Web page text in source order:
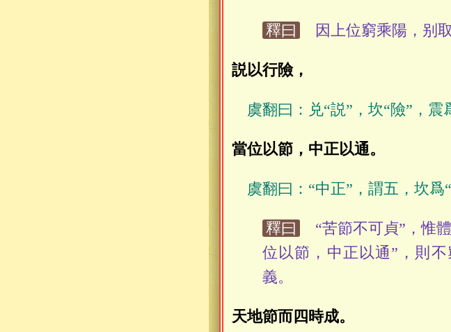
釋曰 因上位窮乘陽，别取
説以行險，
虞翻曰：兑“説”，坎“險”，震
當位以節，中正以通。
虞翻曰：“中正”，謂五，坎爲“
釋曰
“苦節不可貞”，惟
位以節，中正以通”，則
義。
天地節而四時成。